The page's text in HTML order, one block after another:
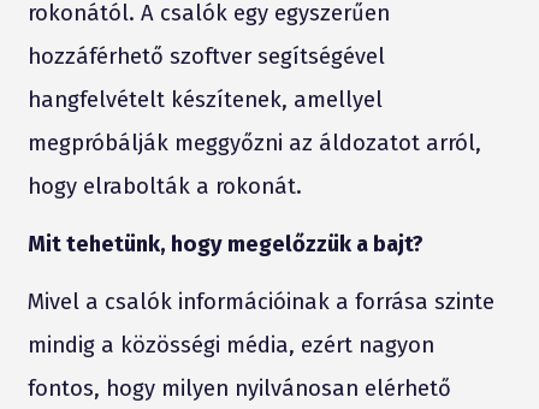
rokonától. A csalók egy egyszerűen
hozzáférhető szoftver segítségével
hangfelvételt készítenek, amellyel
megpróbálják meggyőzni az áldozatot arról,
hogy elrabolták a rokonát.
Mit tehetünk, hogy megelőzzük a bajt?
Mivel a csalók információinak a forrása szinte
mindig a közösségi média, ezért nagyon
fontos, hogy milyen nyilvánosan elérhető